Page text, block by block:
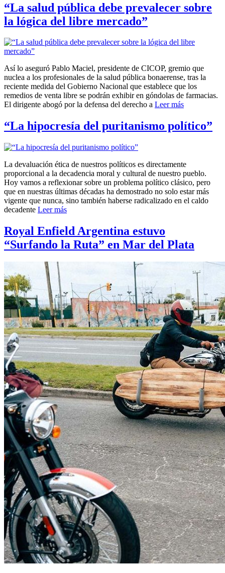
“La salud pública debe prevalecer sobre
la lógica del libre mercado”
Así lo aseguró Pablo Maciel, presidente de CICOP, gremio que
nuclea a los profesionales de la salud pública bonaerense, tras la
reciente medida del Gobierno Nacional que establece que los
remedios de venta libre se podrán exhibir en góndolas de farmacias.
El dirigente abogó por la defensa del derecho a Leer más
“La hipocresía del puritanismo político”
La devaluación ética de nuestros políticos es directamente
proporcional a la decadencia moral y cultural de nuestro pueblo.
Hoy vamos a reflexionar sobre un problema político clásico, pero
que en nuestras últimas décadas ha demostrado no solo estar más
vigente que nunca, sino también haberse radicalizado en el caldo
decadente Leer más
Royal Enfield Argentina estuvo
“Surfando la Ruta” en Mar del Plata